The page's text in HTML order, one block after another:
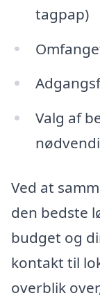
tagpap)
Valg af
Ved at
den bedste
budget og
kontakt til
overblik